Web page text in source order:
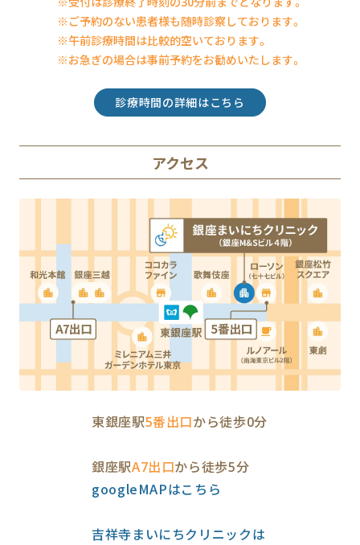
※ご予約のない患者様も随時診察しております。
※午前診療時間は比較的空いております。
※お急ぎの場合は事前予約をお勧めいたします。
アクセス
東銀座駅5番出口から徒歩0分
銀座駅A7出口から徒歩5分
googleMAPはこちら
吉祥寺まいにちクリニックは
診療時間の詳細はこちら